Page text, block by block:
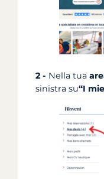
2 - Nella tua
sinistra su“I